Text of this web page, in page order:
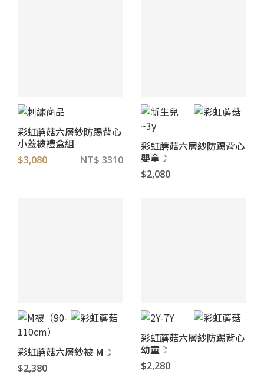
彩虹蘑菇六層紗防踢背心
小蓋被禮盒組
$3,080 NT$ 3310
彩虹蘑菇六層紗防踢背心
嬰童☽
$2,080
彩虹蘑菇六層紗被 M☽
$2,380
彩虹蘑菇六層紗防踢背心
幼童☽
$2,280